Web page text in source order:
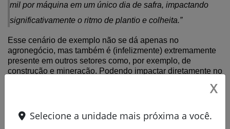
mil por máquina em um único dia de safra, impactando
significativamente o ritmo de plantio e colheita.”
Esse cenário de exemplo não se dá apenas no
agronegócio, mas também é (infelizmente) extremamente
presente em outros setores como, por exemplo, de
construção e mineração. Podendo impactar diretamente no
Menos máquina parada, mais
X
Selecione a unidade mais próxima a você.